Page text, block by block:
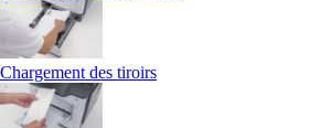
Chargement des tiroirs